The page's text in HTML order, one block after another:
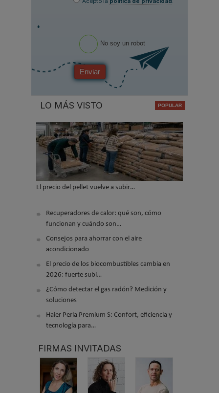
*
No soy un robot
Enviar
LO MÁS VISTO
El precio del pellet vuelve a subir…
Recuperadores de calor: qué son, cómo
funcionan y cuándo son…
Consejos para ahorrar con el aire
acondicionado
El precio de los biocombustibles cambia en
2026: fuerte subi…
¿Cómo detectar el gas radón? Medición y
soluciones
Haier Perla Premium S: Confort, eficiencia y
tecnología para…
FIRMAS INVITADAS